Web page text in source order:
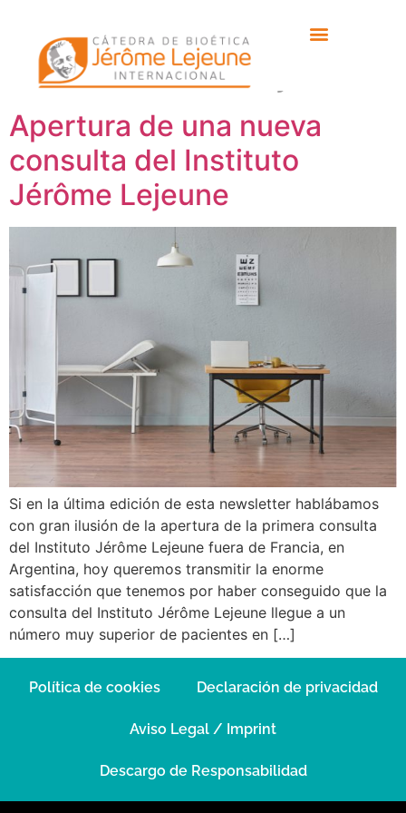
Etiqueta: consulta
del Instituto Lejeune
Apertura de una nueva
consulta del Instituto
Jérôme Lejeune
Si en la última edición de esta newsletter hablábamos
con gran ilusión de la apertura de la primera consulta
del Instituto Jérôme Lejeune fuera de Francia, en
Argentina, hoy queremos transmitir la enorme
satisfacción que tenemos por haber conseguido que la
consulta del Instituto Jérôme Lejeune llegue a un
número muy superior de pacientes en […]
Política de cookies Declaración de privacidad
Aviso Legal / Imprint
Descargo de Responsabilidad